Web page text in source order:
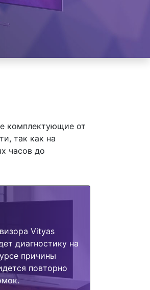
комплектующие от
так как на
часов до
Vityas
диагностику на
причины
повторно